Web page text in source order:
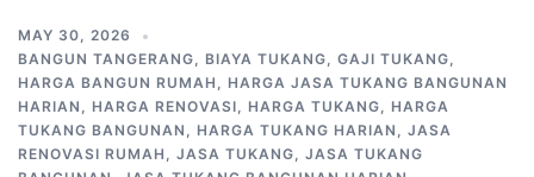
MAY 30, 2026
BANGUN TANGERANG, BIAYA TUKANG, GAJI TUKANG,
HARGA BANGUN RUMAH , HARGA JASA TUKANG BANGUNAN
HARIAN , HARGA RENOVASI, HARGA TUKANG, HARGA
TUKANG BANGUNAN , HARGA TUKANG HARIAN , JASA
RENOVASI RUMAH , JASA TUKANG, JASA TUKANG